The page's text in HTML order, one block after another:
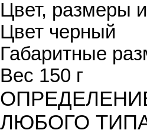
Цвет, размеры
Цвет черный
Габаритные
Вес 150 г
ЛЮБОГО